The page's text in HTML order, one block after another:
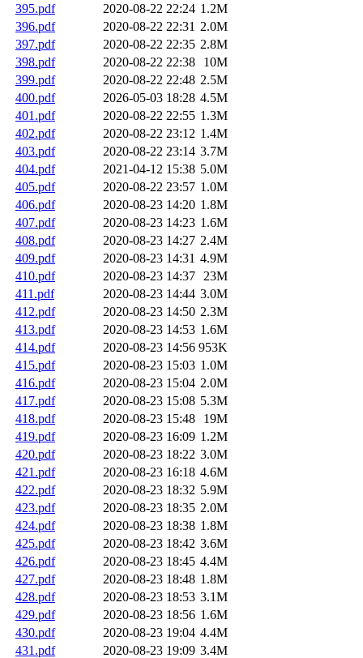
395.pdf
2020-08-22 22:24 1.2M
396.pdf
2020-08-22 22:31 2.0M
397.pdf
2020-08-22 22:35 2.8M
398.pdf
2020-08-22 22:38
10M
399.pdf
2020-08-22 22:48 2.5M
400.pdf
2026-05-03 18:28 4.5M
401.pdf
2020-08-22 22:55 1.3M
402.pdf
2020-08-22 23:12 1.4M
403.pdf
2020-08-22 23:14 3.7M
404.pdf
2021-04-12 15:38 5.0M
405.pdf
2020-08-22 23:57 1.0M
406.pdf
2020-08-23 14:20 1.8M
407.pdf
2020-08-23 14:23 1.6M
408.pdf
2020-08-23 14:27 2.4M
409.pdf
2020-08-23 14:31 4.9M
410.pdf
2020-08-23 14:37
23M
411.pdf
2020-08-23 14:44 3.0M
412.pdf
2020-08-23 14:50 2.3M
413.pdf
2020-08-23 14:53 1.6M
414.pdf
2020-08-23 14:56 953K
415.pdf
2020-08-23 15:03 1.0M
416.pdf
2020-08-23 15:04 2.0M
417.pdf
2020-08-23 15:08 5.3M
418.pdf
2020-08-23 15:48
19M
419.pdf
2020-08-23 16:09 1.2M
420.pdf
2020-08-23 18:22 3.0M
421.pdf
2020-08-23 16:18 4.6M
422.pdf
2020-08-23 18:32 5.9M
423.pdf
2020-08-23 18:35 2.0M
424.pdf
2020-08-23 18:38 1.8M
425.pdf
2020-08-23 18:42 3.6M
426.pdf
2020-08-23 18:45 4.4M
427.pdf
2020-08-23 18:48 1.8M
428.pdf
2020-08-23 18:53 3.1M
429.pdf
2020-08-23 18:56 1.6M
430.pdf
2020-08-23 19:04 4.4M
431.pdf
2020-08-23 19:09 3.4M